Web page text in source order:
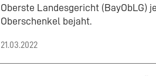
Oberste Landesgericht (BayObLG)
Oberschenkel bejaht.
21.03.2022